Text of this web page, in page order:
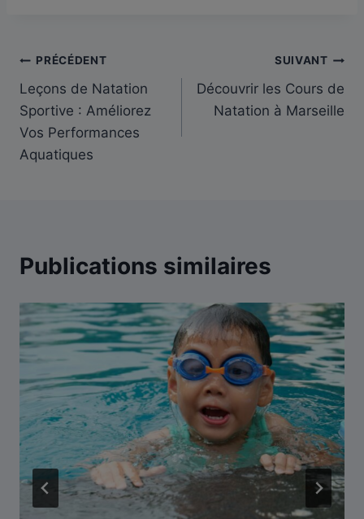
Navigation
de
l’article
PRÉCÉDENT
Leçons de Natation
Sportive : Améliorez
Vos Performances
Aquatiques
SUIVANT
Découvrir les Cours de
Natation à Marseille
Publications similaires